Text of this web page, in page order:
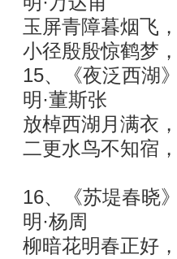
玉屏青障暮烟飞
小径殷殷惊鹤梦
15、《夜泛西湖》
明·董斯张
放棹西湖月满衣
二更水鸟不知宿
16、《苏堤春晓》
明·杨周
柳暗花明春正好